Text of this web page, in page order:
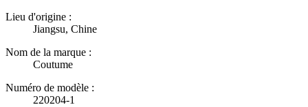
Lieu d'origine :
Jiangsu, Chine
Nom de la marque :
Coutume
Numéro de modèle :
220204-1